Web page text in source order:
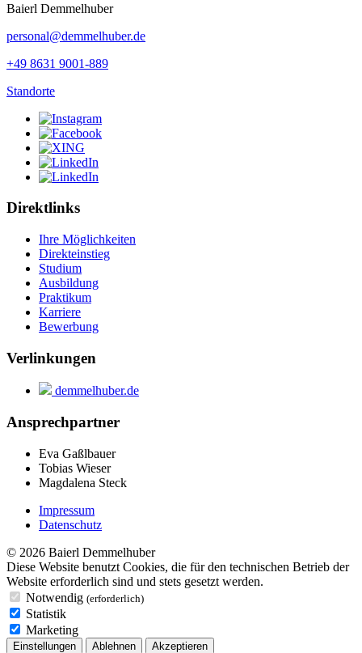
Baierl Demmelhuber
personal@demmelhuber.de
+49 8631 9001-889
Standorte
Direktlinks
Ihre Möglichkeiten
Direkteinstieg
Studium
Ausbildung
Praktikum
Karriere
Bewerbung
Verlinkungen
demmelhuber.de
Ansprechpartner
Eva Gaßlbauer
Tobias Wieser
Magdalena Steck
Impressum
Datenschutz
© 2026 Baierl Demmelhuber
Diese Website benutzt Cookies, die für den technischen Betrieb der
Website erforderlich sind und stets gesetzt werden.
Notwendig (erforderlich)
Statistik
Marketing
Einstellungen Ablehnen Akzeptieren